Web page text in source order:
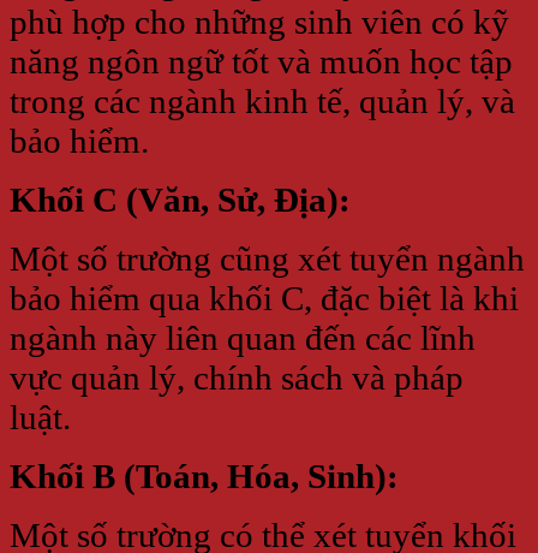
phù hợp cho những sinh viên có kỹ
năng ngôn ngữ tốt và muốn học tập
trong các ngành kinh tế, quản lý, và
bảo hiểm.
Khối C (Văn, Sử, Địa):
Một số trường cũng xét tuyển ngành
bảo hiểm qua khối C, đặc biệt là khi
ngành này liên quan đến các lĩnh
vực quản lý, chính sách và pháp
luật.
Khối B (Toán, Hóa, Sinh):
Một số trường có thể xét tuyển khối